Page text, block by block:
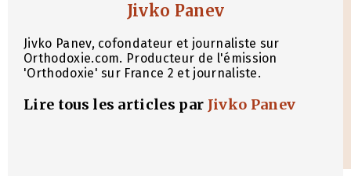
Jivko Panev
Jivko Panev, cofondateur et journaliste sur
Orthodoxie.com. Producteur de l'émission
'Orthodoxie' sur France 2 et journaliste.
Lire tous les articles par Jivko Panev